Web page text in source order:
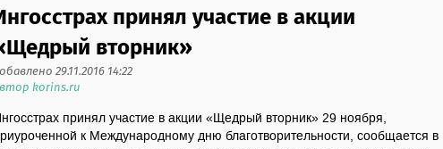
принял участие в акции
вторник»
29.11.2016 14:22
korins.ru
принял участие в акции «Щедрый вторник» 29 ноября,
к Международному дню благотворительности, сообщается в